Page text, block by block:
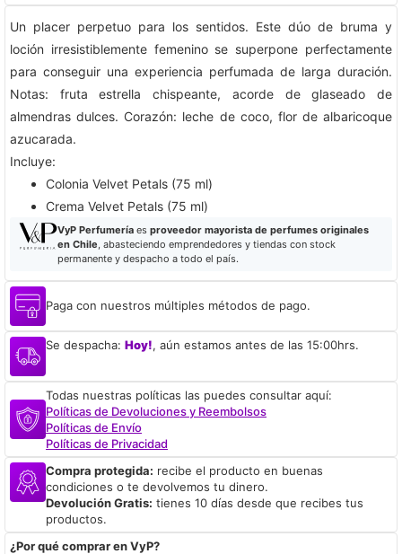
Un placer perpetuo para los sentidos. Este dúo de bruma y
loción irresistiblemente femenino se superpone perfectamente
para conseguir una experiencia perfumada de larga duración.​​​​​​​​​​​​​​
Notas: fruta estrella chispeante, acorde de glaseado de
almendras dulces. Corazón: leche de coco, flor de albaricoque
azucarada.
Incluye:​
Colonia Velvet Petals (75 ml)
Crema Velvet Petals (75 ml)
VyP Perfumeríaes proveedor mayorista de perfumes originales
en Chile, abasteciendo emprendedores y tiendas con stock
permanente y despacho a todo el país.
Paga con nuestros múltiples métodos de pago.
Se despacha: Hoy!, aún estamos antes de las 15:00hrs.
Todas nuestras políticas las puedes consultar aquí:
Políticas de Devoluciones y Reembolsos
Políticas de Envío
Políticas de Privacidad
Compra protegida: recibe el producto en buenas
condiciones o te devolvemos tu dinero.
Devolución Gratis: tienes 10 días desde que recibes tus
productos.
¿Por qué comprar en VyP?